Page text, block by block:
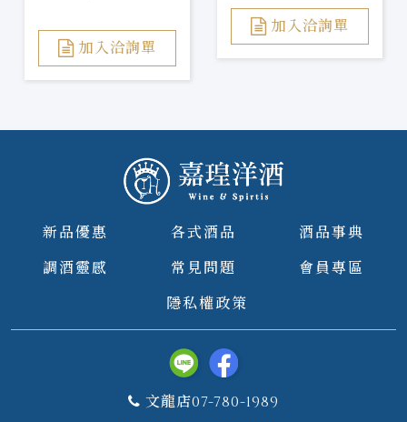
加入洽詢單
加入洽詢單
新品優惠 各式酒品
酒品事典
調酒靈感
常見問題
會員專區
隱私權政策
文龍店07-780-1989